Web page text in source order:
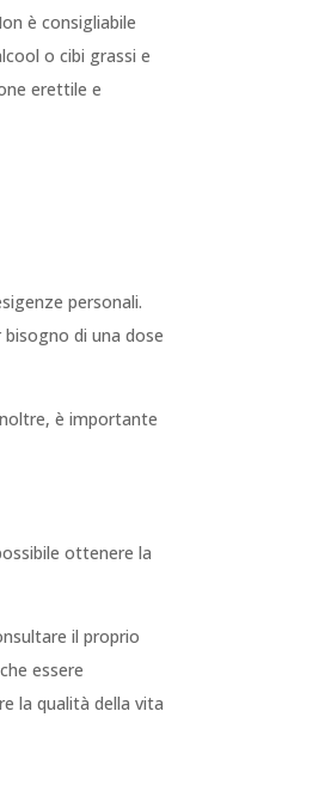
è consigliabile
o cibi grassi e
erettile e
personali.
di una dose
è importante
ottenere la
il proprio
essere
la qualità della vita